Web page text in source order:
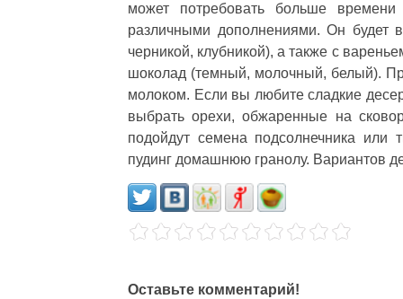
может потребовать больше
различными дополнениями. Он будет
черникой, клубникой), а также с
шоколад (темный, молочный, белый).
молоком. Если вы любите сладкие
выбрать орехи, обжаренные на
подойдут семена подсолнечника
пудинг домашнюю гранолу. Вариантов
Оставьте комментарий!